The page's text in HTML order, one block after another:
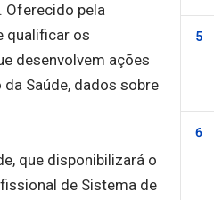
Oferecido pela
qualificar os
desenvolvem ações
Saúde, dados sobre
que disponibilizará o
de Sistema de